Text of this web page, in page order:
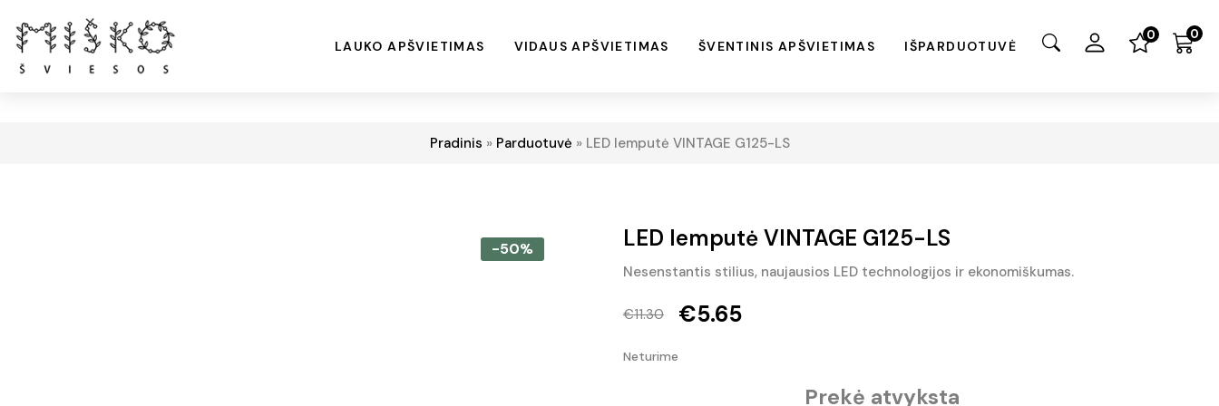
0 0
LAUKO APŠVIETIMAS VIDAUS APŠVIETIMAS ŠVENTINIS APŠVIETIMAS IŠPARDUOTUVĖ
Pradinis » Parduotuvė » LED lemputė VINTAGE G125-LS
-50% LED lemputė VINTAGE G125-LS
Nesenstantis stilius, naujausios LED technologijos ir ekonomiškumas.
€11.30
Original
price
€5.65
Current
price
Neturime
Prekė atvyksta